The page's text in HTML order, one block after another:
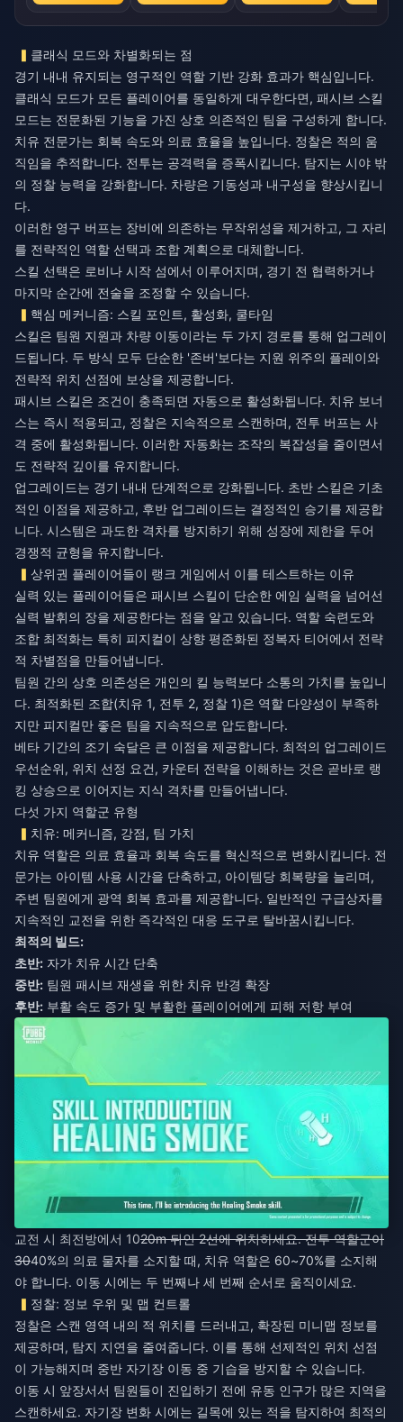
클래식 모드와 차별화되는 점
경기 내내 유지되는 영구적인 역할 기반 강화 효과가 핵심입니다.
클래식 모드가 모든 플레이어를 동일하게 대우한다면, 패시브 스킬
모드는 전문화된 기능을 가진 상호 의존적인 팀을 구성하게 합니다.
치유 전문가는 회복 속도와 의료 효율을 높입니다. 정찰은 적의 움
직임을 추적합니다. 전투는 공격력을 증폭시킵니다. 탐지는 시야 밖
의 정찰 능력을 강화합니다. 차량은 기동성과 내구성을 향상시킵니
다.
이러한 영구 버프는 장비에 의존하는 무작위성을 제거하고, 그 자리
를 전략적인 역할 선택과 조합 계획으로 대체합니다.
스킬 선택은 로비나 시작 섬에서 이루어지며, 경기 전 협력하거나
마지막 순간에 전술을 조정할 수 있습니다.
핵심 메커니즘: 스킬 포인트, 활성화, 쿨타임
스킬은 팀원 지원과 차량 이동이라는 두 가지 경로를 통해 업그레이
드됩니다. 두 방식 모두 단순한 '존버'보다는 지원 위주의 플레이와
전략적 위치 선점에 보상을 제공합니다.
패시브 스킬은 조건이 충족되면 자동으로 활성화됩니다. 치유 보너
스는 즉시 적용되고, 정찰은 지속적으로 스캔하며, 전투 버프는 사
격 중에 활성화됩니다. 이러한 자동화는 조작의 복잡성을 줄이면서
도 전략적 깊이를 유지합니다.
업그레이드는 경기 내내 단계적으로 강화됩니다. 초반 스킬은 기초
적인 이점을 제공하고, 후반 업그레이드는 결정적인 승기를 제공합
니다. 시스템은 과도한 격차를 방지하기 위해 성장에 제한을 두어
경쟁적 균형을 유지합니다.
상위권 플레이어들이 랭크 게임에서 이를 테스트하는 이유
실력 있는 플레이어들은 패시브 스킬이 단순한 에임 실력을 넘어선
실력 발휘의 장을 제공한다는 점을 알고 있습니다. 역할 숙련도와
조합 최적화는 특히 피지컬이 상향 평준화된 정복자 티어에서 전략
적 차별점을 만들어냅니다.
팀원 간의 상호 의존성은 개인의 킬 능력보다 소통의 가치를 높입니
다. 최적화된 조합(치유 1, 전투 2, 정찰 1)은 역할 다양성이 부족하
지만 피지컬만 좋은 팀을 지속적으로 압도합니다.
베타 기간의 조기 숙달은 큰 이점을 제공합니다. 최적의 업그레이드
우선순위, 위치 선정 요건, 카운터 전략을 이해하는 것은 곧바로 랭
킹 상승으로 이어지는 지식 격차를 만들어냅니다.
다섯 가지 역할군 유형
치유: 메커니즘, 강점, 팀 가치
치유 역할은 의료 효율과 회복 속도를 혁신적으로 변화시킵니다. 전
문가는 아이템 사용 시간을 단축하고, 아이템당 회복량을 늘리며,
주변 팀원에게 광역 회복 효과를 제공합니다. 일반적인 구급상자를
지속적인 교전을 위한 즉각적인 대응 도구로 탈바꿈시킵니다.
최적의 빌드:
초반: 자가 치유 시간 단축
중반: 팀원 패시브 재생을 위한 치유 반경 확장
후반: 부활 속도 증가 및 부활한 플레이어에게 피해 저항 부여
교전 시 최전방에서 1020m 뒤인 2선에 위치하세요. 전투 역할군이
3040%의 의료 물자를 소지할 때, 치유 역할은 60~70%를 소지해
야 합니다. 이동 시에는 두 번째나 세 번째 순서로 움직이세요.
정찰: 정보 우위 및 맵 컨트롤
정찰은 스캔 영역 내의 적 위치를 드러내고, 확장된 미니맵 정보를
제공하며, 탐지 지연을 줄여줍니다. 이를 통해 선제적인 위치 선점
이 가능해지며 중반 자기장 이동 중 기습을 방지할 수 있습니다.
이동 시 앞장서서 팀원들이 진입하기 전에 유동 인구가 많은 지역을
스캔하세요. 자기장 변화 시에는 길목에 있는 적을 탐지하여 최적의